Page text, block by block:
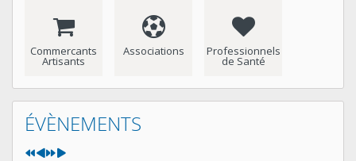
Commercants
Artisants
Associations Professionnels
de Santé
ÉVÈNEMENTS
Année
précédente
Mois
précédent
Année
suivante
Mois
suivant